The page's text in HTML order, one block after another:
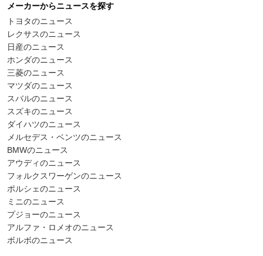
メーカーからニュースを探す
トヨタのニュース
レクサスのニュース
日産のニュース
ホンダのニュース
三菱のニュース
マツダのニュース
スバルのニュース
スズキのニュース
ダイハツのニュース
メルセデス・ベンツのニュース
BMWのニュース
アウディのニュース
フォルクスワーゲンのニュース
ポルシェのニュース
ミニのニュース
プジョーのニュース
アルファ・ロメオのニュース
ボルボのニュース